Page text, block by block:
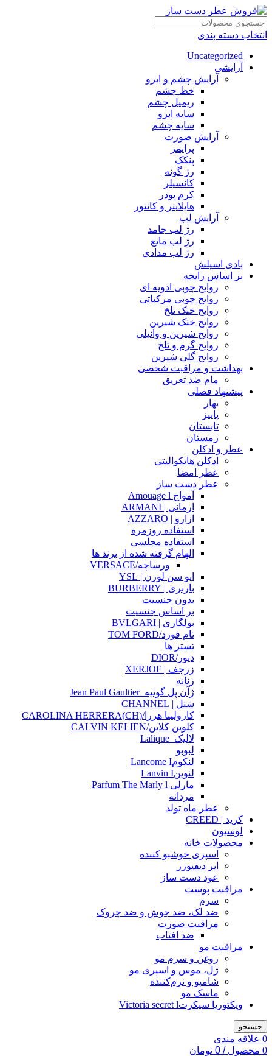
انتخاب دسته بندی
Uncategorized
آرایشی
آرایش چشم و ابرو
خط چشم
ریمیل چشم
سایه ابرو
سایه چشم
آرایش صورت
پرایمر
پنکک
رژ گونه
کانسیلر
کرم پودر
هایلایتر و کانتور
آرایش لب
رژ لب جامد
رژ لب مایع
رژ لب مدادی
بادی اسپلش
بر اساس رایحه
روایح چوبی ادویه ای
روایح چوبی مرکباتی
روایح خنک تلخ
روایح خنک شیرین
روایح شیرین و وانیلی
روایح گرم و تلخ
روایح گلی شیرین
بهداشت و مراقبت شخصی
مام ضد تعریق
پیشنهاد فصلی
بهار
پاییز
تابستان
زمستان
عطر و ادکلن
ادکلن هایکوالیتی
عطر امضا
عطر دست ساز
آمواج Amouage l
ارمانی | ARMANI
ازارو | AZZARO
استفاده روزمره
استفاده مجلسی
الهام گرفته شده از برند ها
ورساچه/VERSACE
ایو سن لورن | YSL
باربری | BURBERRY
بدون جنسیت
بر اساس جنسیت
بولگاری | BVLGARI
تام فورد/TOM FORD
تستر ها
دیور/DIOR
زرجف | XERJOF
زنانه
ژآن پل گوتیه_Jean Paul Gaultier
شنل | CHANNEL
کارولینا هررا/(CH)CAROLINA HERRERA
کلوین کلاین/CALVIN KELIEN
لالیک_Lalique
لبوبو
لنکومLancome I
لنوینLanvin I
مارلی Parfum The Marly l
مردانه
عطر ماه تولد
کرید | CREED
لوسیون
محصولات خانه
اسپری خوشبو کننده
ایر دیفیوزر
عود دست ساز
مراقبت پوست
سرم
ضد لک، ضد جوش و ضد چروک
مراقبت صورت
ضد افتاب
مراقبت مو
روغن و سرم مو
ژل، موس و اسپری مو
شامپو و نرم‌کننده
ماسک مو
ویکتوریا سیکرتVictoria secret l
جستجو
0 علاقه مندی
0 محصول /
0 تومان